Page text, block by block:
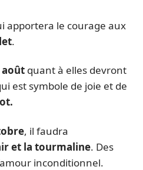
apportera le courage aux
.
août quant à elles devront
est symbole de joie et de
, il faudra
et la tourmaline. Des
inconditionnel.